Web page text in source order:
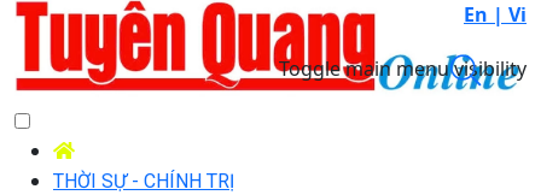
En | Vi
Toggle main menu visibility
THỜI SỰ - CHÍNH TRỊ